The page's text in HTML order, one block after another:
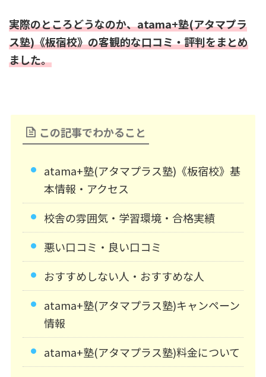
実際のところどうなのか、atama+塾(アタマプラ
ス塾)《板宿校》の客観的な口コミ・評判をまとめ
ました。
この記事でわかること
atama+塾(アタマプラス塾)《板宿校》基
本情報・アクセス
校舎の雰囲気・学習環境・合格実績
悪い口コミ・良い口コミ
おすすめしない人・おすすめな人
atama+塾(アタマプラス塾)キャンペーン
情報
atama+塾(アタマプラス塾)料金について